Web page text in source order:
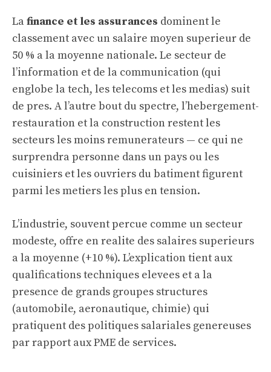
Lafinance et les assurances dominent le
classement avec un salaire moyen superieur de
50 % a la moyenne nationale. Le secteur de
l’information et de la communication (qui
englobe la tech, les telecoms et les medias) suit
de pres. A l’autre bout du spectre, l’hebergement-
restauration et la construction restent les
secteurs les moins remunerateurs — ce qui ne
surprendra personne dans un pays ou les
cuisiniers et les ouvriers du batiment figurent
parmi les metiers les plus en tension.
L’industrie, souvent percue comme un secteur
modeste, offre en realite des salaires superieurs
a la moyenne (+10 %). L’explication tient aux
qualifications techniques elevees et a la
presence de grands groupes structures
(automobile, aeronautique, chimie) qui
pratiquent des politiques salariales genereuses
par rapport aux PME de services.